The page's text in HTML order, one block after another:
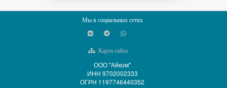
Мы в социальных сетях
Карта сайта
ООО "Айком"
ИНН 9702002333
ОГРН 1197746440352